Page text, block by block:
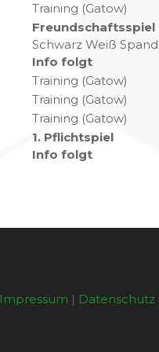
Training (Gatow)
Freundschaftsspiel
Schwarz Weiß
Info folgt
Training (Gatow)
Training (Gatow)
Training (Gatow)
1. Pflichtspiel
Info folgt
Impressum | Datenschutz